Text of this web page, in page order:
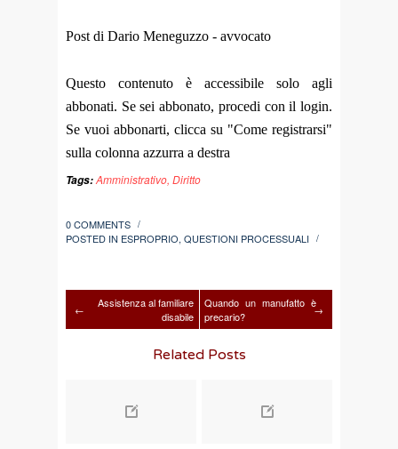
Post di Dario Meneguzzo - avvocato
Questo contenuto è accessibile solo agli
abbonati. Se sei abbonato, procedi con il login.
Se vuoi abbonarti, clicca su "Come registrarsi"
sulla colonna azzurra a destra
Tags:Amministrativo, Diritto
0 COMMENTS /
POSTED IN ESPROPRIO,QUESTIONI PROCESSUALI /
←
Assistenza al familiare
disabile
Quando un manufatto è
precario?
→
Related Posts